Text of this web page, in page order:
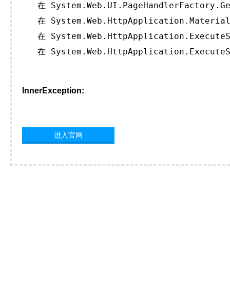
在
在
在
在
InnerException:
进入官网